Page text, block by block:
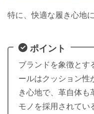
特に、快適な履き心地
ポイント
ブランドを象徴とす
ールはクッション性
き心地で、革自体も
モノを採用されてい